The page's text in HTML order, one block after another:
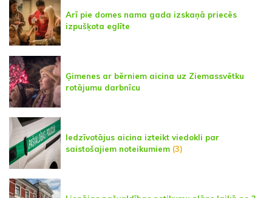
Arī pie domes nama gada izskaņā priecēs
izpušķota eglīte
Ģimenes ar bērniem aicina uz Ziemassvētku
rotājumu darbnīcu
Iedzīvotājus aicina izteikt viedokli par
saistošajiem noteikumiem (3)